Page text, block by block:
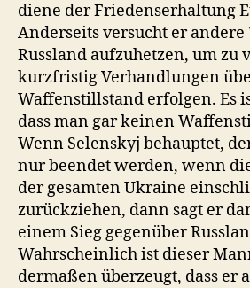
diene der Friedenserhaltung
Anderseits versucht er andere
Russland aufzuhetzen, um zu
kurzfristig Verhandlungen
Waffenstillstand erfolgen. Es
dass man gar keinen
Wenn Selenskyj behauptet,
nur beendet werden, wenn
der gesamten Ukraine
zurückziehen, dann sagt er
einem Sieg gegenüber
Wahrscheinlich ist dieser
dermaßen überzeugt, dass er